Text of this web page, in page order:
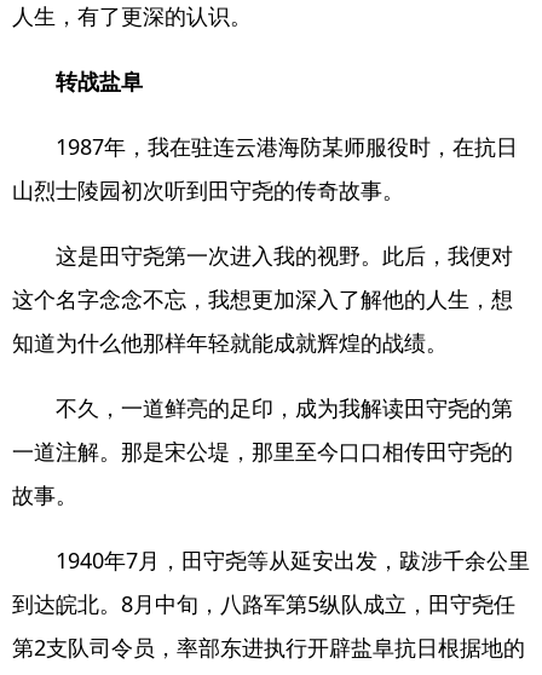
人生，有了更深的认识。
转战盐阜
1987年，我在驻连云港海防某师服役时，在抗日
山烈士陵园初次听到田守尧的传奇故事。
这是田守尧第一次进入我的视野。此后，我便对
这个名字念念不忘，我想更加深入了解他的人生，想
知道为什么他那样年轻就能成就辉煌的战绩。
不久，一道鲜亮的足印，成为我解读田守尧的第
一道注解。那是宋公堤，那里至今口口相传田守尧的
故事。
1940年7月，田守尧等从延安出发，跋涉千余公里
到达皖北。8月中旬，八路军第5纵队成立，田守尧任
第2支队司令员，率部东进执行开辟盐阜抗日根据地的